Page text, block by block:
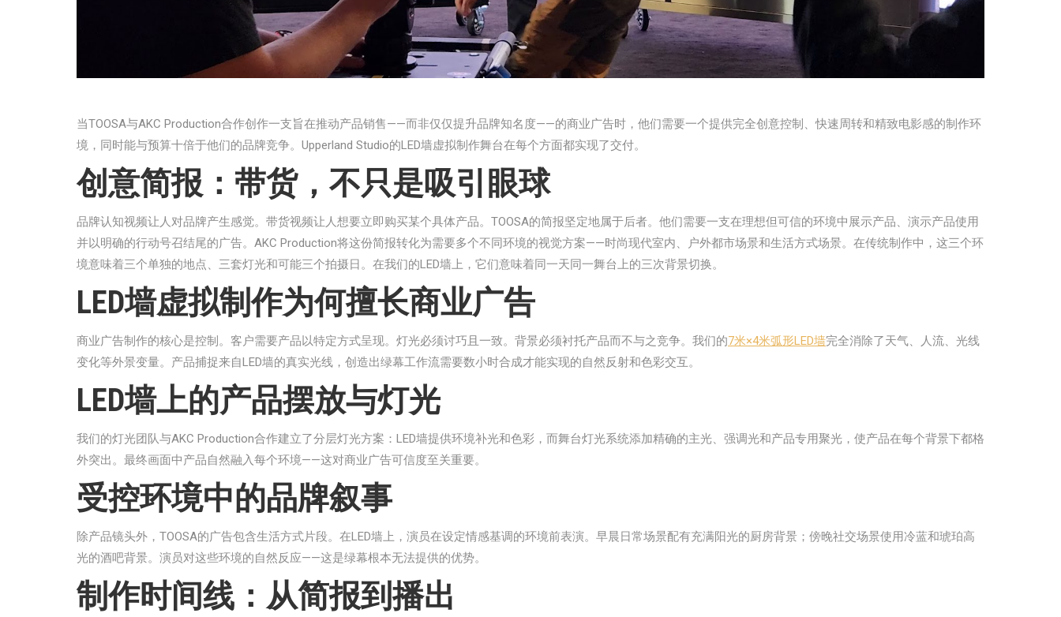
当TOOSA与AKC Production合作创作一支旨在推动产品销售——而非仅仅提升品牌知名度——的商业广告时，他们需要一个提供完全创意控制、快速周转和精致电影感的制作环
境，同时能与预算十倍于他们的品牌竞争。Upperland Studio的LED墙虚拟制作舞台在每个方面都实现了交付。
创意简报：带货，不只是吸引眼球
品牌认知视频让人对品牌产生感觉。带货视频让人想要立即购买某个具体产品。TOOSA的简报坚定地属于后者。他们需要一支在理想但可信的环境中展示产品、演示产品使用
并以明确的行动号召结尾的广告。AKC Production将这份简报转化为需要多个不同环境的视觉方案——时尚现代室内、户外都市场景和生活方式场景。在传统制作中，这三个环
境意味着三个单独的地点、三套灯光和可能三个拍摄日。在我们的LED墙上，它们意味着同一天同一舞台上的三次背景切换。
LED墙虚拟制作为何擅长商业广告
商业广告制作的核心是控制。客户需要产品以特定方式呈现。灯光必须讨巧且一致。背景必须衬托产品而不与之竞争。我们的7米×4米弧形LED墙完全消除了天气、人流、光线
变化等外景变量。产品捕捉来自LED墙的真实光线，创造出绿幕工作流需要数小时合成才能实现的自然反射和色彩交互。
LED墙上的产品摆放与灯光
我们的灯光团队与AKC Production合作建立了分层灯光方案：LED墙提供环境补光和色彩，而舞台灯光系统添加精确的主光、强调光和产品专用聚光，使产品在每个背景下都格
外突出。最终画面中产品自然融入每个环境——这对商业广告可信度至关重要。
受控环境中的品牌叙事
除产品镜头外，TOOSA的广告包含生活方式片段。在LED墙上，演员在设定情感基调的环境前表演。早晨日常场景配有充满阳光的厨房背景；傍晚社交场景使用冷蓝和琥珀高
光的酒吧背景。演员对这些环境的自然反应——这是绿幕根本无法提供的优势。
制作时间线：从简报到播出